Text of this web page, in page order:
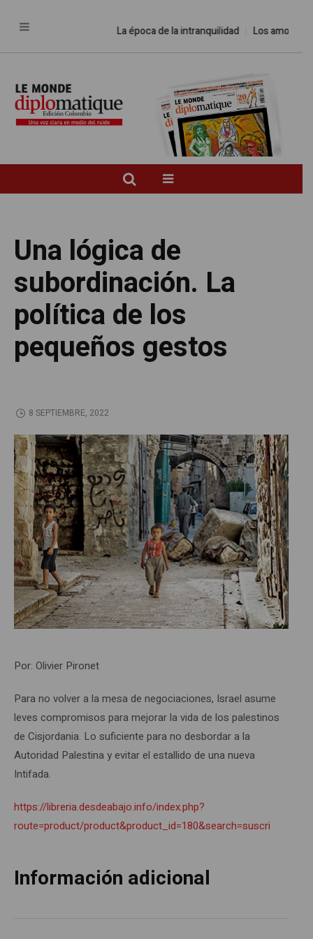
La época de la intranquilidad Los amos del
Una lógica de
subordinación. La
política de los
pequeños gestos
8 SEPTIEMBRE, 2022
Por: Olivier Pironet
Para no volver a la mesa de negociaciones, Israel asume
leves compromisos para mejorar la vida de los palestinos
de Cisjordania. Lo suficiente para no desbordar a la
Autoridad Palestina y evitar el estallido de una nueva
Intifada.
https://libreria.desdeabajo.info/index.php?
route=product/product&product_id=180&search=suscri
Información adicional